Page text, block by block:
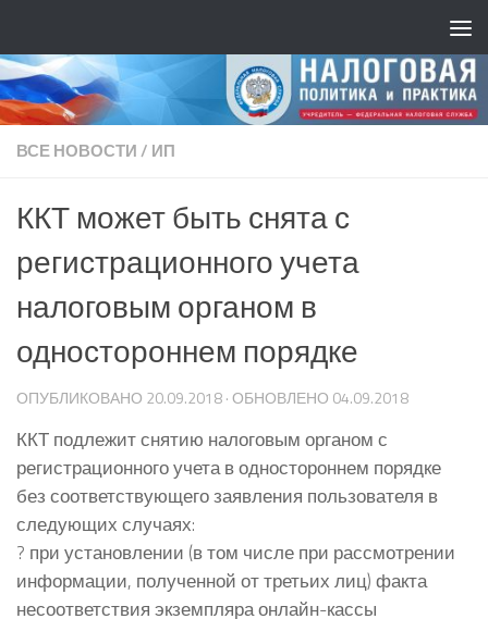
ВСЕ НОВОСТИ/ ИП
ККТ может быть снята с
регистрационного учета
налоговым органом в
одностороннем порядке
ОПУБЛИКОВАНО 20.09.2018· ОБНОВЛЕНО 04.09.2018
ККТ подлежит снятию налоговым органом с
регистрационного учета в одностороннем порядке
без соответствующего заявления пользователя в
следующих случаях:
? при установлении (в том числе при рассмотрении
информации, полученной от третьих лиц) факта
несоответствия экземпляра онлайн-кассы